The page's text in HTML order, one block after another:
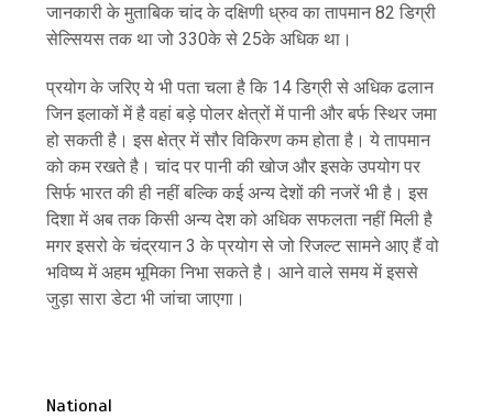
जानकारी के मुताबिक चांद के दक्षिणी ध्रुव का तापमान 82 डिग्री
सेल्सियस तक था जो 330के से 25के अधिक था।
प्रयोग के जरिए ये भी पता चला है कि 14 डिग्री से अधिक ढलान
जिन इलाकों में है वहां बड़े पोलर क्षेत्रों में पानी और बर्फ स्थिर जमा
हो सकती है। इस क्षेत्र में सौर विकिरण कम होता है। ये तापमान
को कम रखते है। चांद पर पानी की खोज और इसके उपयोग पर
सिर्फ भारत की ही नहीं बल्कि कई अन्य देशों की नजरें भी है। इस
दिशा में अब तक किसी अन्य देश को अधिक सफलता नहीं मिली है
मगर इसरो के चंद्रयान 3 के प्रयोग से जो रिजल्ट सामने आए हैं वो
भविष्य में अहम भूमिका निभा सकते है। आने वाले समय में इससे
जुड़ा सारा डेटा भी जांचा जाएगा।
National